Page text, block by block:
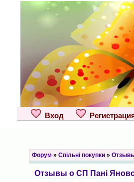
Вход
Форум » Спільні покупки»
Отзывы о СП Пані